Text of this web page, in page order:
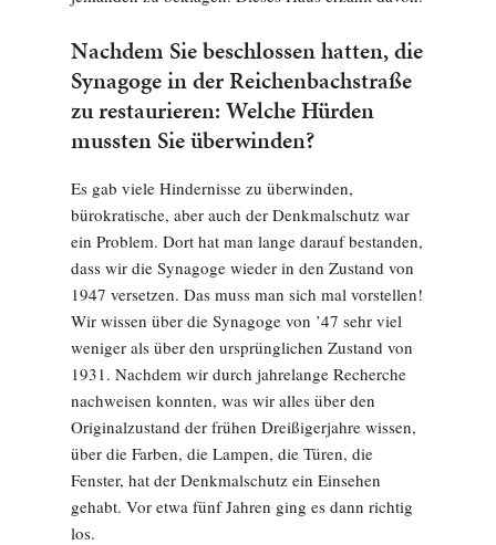
Nachdem Sie beschlossen hatten, die
Synagoge in der Reichenbachstraße
zu restaurieren: Welche Hürden
mussten Sie überwinden?
Es gab viele Hindernisse zu überwinden,
bürokratische, aber auch der Denkmalschutz war
ein Problem. Dort hat man lange darauf bestanden,
dass wir die Synagoge wieder in den Zustand von
1947 versetzen. Das muss man sich mal vorstellen!
Wir wissen über die Synagoge von ’47 sehr viel
weniger als über den ursprünglichen Zustand von
1931. Nachdem wir durch jahrelange Recherche
nachweisen konnten, was wir alles über den
Originalzustand der frühen Dreißigerjahre wissen,
über die Farben, die Lampen, die Türen, die
Fenster, hat der Denkmalschutz ein Einsehen
gehabt. Vor etwa fünf Jahren ging es dann richtig
los.